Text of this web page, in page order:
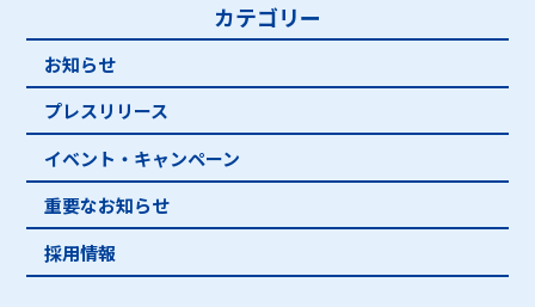
カテゴリー
お知らせ
プレスリリース
イベント・キャンペーン
重要なお知らせ
採用情報